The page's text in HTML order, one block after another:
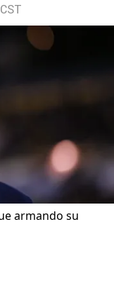
armando su